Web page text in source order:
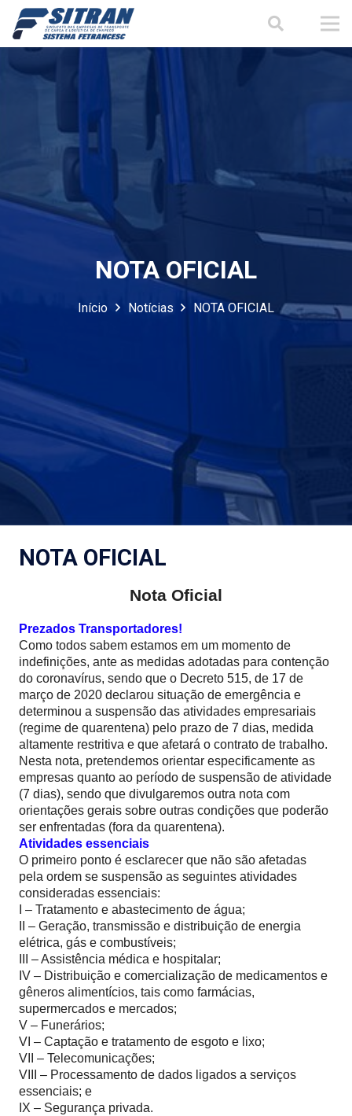
NOTA OFICIAL
Início Notícias NOTA OFICIAL
NOTA OFICIAL
Nota Oficial
Prezados Transportadores!
Como todos sabem estamos em um momento de
indefinições, ante as medidas adotadas para contenção
do coronavírus, sendo que o Decreto 515, de 17 de
março de 2020 declarou situação de emergência e
determinou a suspensão das atividades empresariais
(regime de quarentena) pelo prazo de 7 dias, medida
altamente restritiva e que afetará o contrato de trabalho.
Nesta nota, pretendemos orientar especificamente as
empresas quanto ao período de suspensão de atividade
(7 dias), sendo que divulgaremos outra nota com
orientações gerais sobre outras condições que poderão
ser enfrentadas (fora da quarentena).
Atividades essenciais
O primeiro ponto é esclarecer que não são afetadas
pela ordem se suspensão as seguintes atividades
consideradas essenciais:
I – Tratamento e abastecimento de água;
II – Geração, transmissão e distribuição de energia
elétrica, gás e combustíveis;
III – Assistência médica e hospitalar;
IV – Distribuição e comercialização de medicamentos e
gêneros alimentícios, tais como farmácias,
supermercados e mercados;
V – Funerários;
VI – Captação e tratamento de esgoto e lixo;
VII – Telecomunicações;
VIII – Processamento de dados ligados a serviços
essenciais; e
IX – Segurança privada.